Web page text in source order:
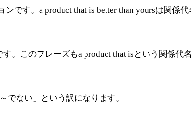
です。a product that is better than yoursは関
。このフレーズもa product that isという関係代
でない」という訳になります。